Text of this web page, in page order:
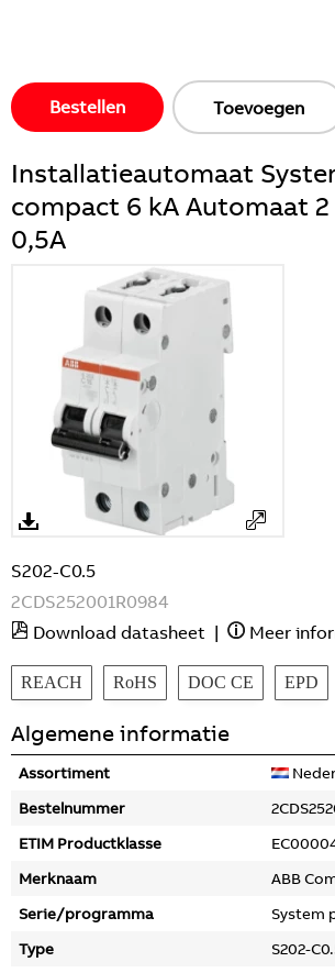
Bestellen Toevoegen
Installatieautomaat
compact 6 kA Automaat
0,5A
S202-C0.5
2CDS252001R0984
Download datasheet | Meer
REACH RoHS DOC CE EPD
Algemene informatie
Assortiment
Bestelnummer
ETIM Productklasse
Merknaam
ABB
Serie/programma
System
Type
S202-